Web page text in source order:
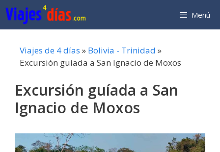
Saltar
al
contenido
Menú
Viajes de 4 días » Bolivia - Trinidad »
Excursión guíada a San Ignacio de Moxos
Excursión guíada a San
Ignacio de Moxos